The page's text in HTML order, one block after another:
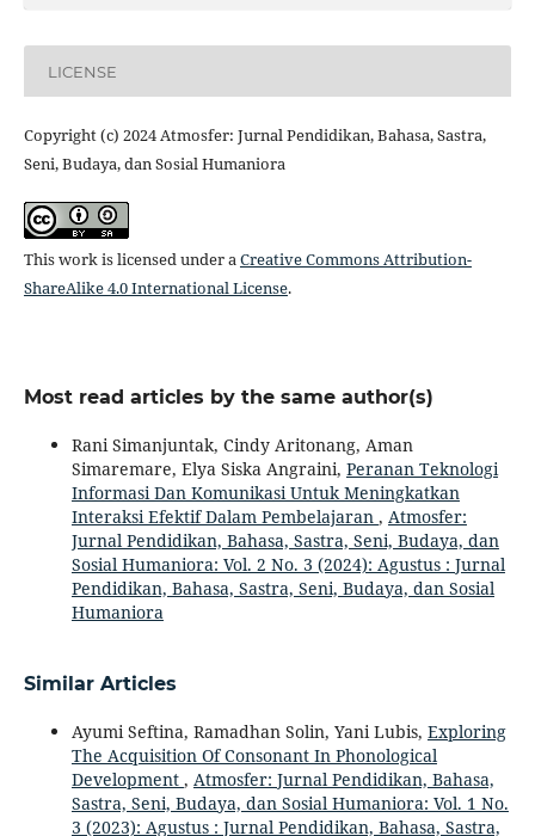
LICENSE
Copyright (c) 2024 Atmosfer: Jurnal Pendidikan, Bahasa, Sastra,
Seni, Budaya, dan Sosial Humaniora
This work is licensed under aCreative Commons Attribution-
ShareAlike 4.0 International License.
Most read articles by the same author(s)
Rani Simanjuntak, Cindy Aritonang, Aman
Simaremare, Elya Siska Angraini, Peranan Teknologi
Informasi Dan Komunikasi Untuk Meningkatkan
Interaksi Efektif Dalam Pembelajaran , Atmosfer:
Jurnal Pendidikan, Bahasa, Sastra, Seni, Budaya, dan
Sosial Humaniora: Vol. 2 No. 3 (2024): Agustus : Jurnal
Pendidikan, Bahasa, Sastra, Seni, Budaya, dan Sosial
Humaniora
Similar Articles
Ayumi Seftina, Ramadhan Solin, Yani Lubis, Exploring
The Acquisition Of Consonant In Phonological
Development , Atmosfer: Jurnal Pendidikan, Bahasa,
Sastra, Seni, Budaya, dan Sosial Humaniora: Vol. 1 No.
3 (2023): Agustus : Jurnal Pendidikan, Bahasa, Sastra,